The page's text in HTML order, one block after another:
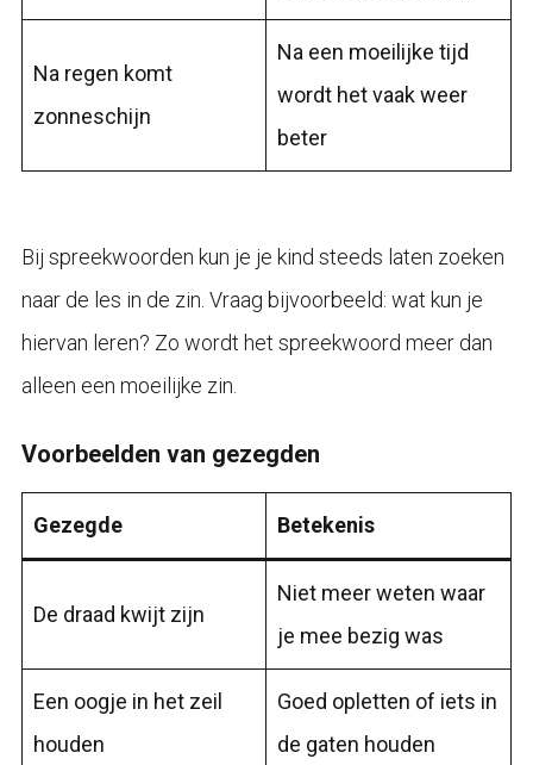
Na regen komt
zonneschijn
Na een moeilijke tijd
wordt het vaak weer
beter
Bij spreekwoorden kun je je kind steeds laten zoeken
naar de les in de zin. Vraag bijvoorbeeld: wat kun je
hiervan leren? Zo wordt het spreekwoord meer dan
alleen een moeilijke zin.
Voorbeelden van gezegden
Gezegde Betekenis
De draad kwijt zijn
Niet meer weten waar
je mee bezig was
Een oogje in het zeil
houden
Goed opletten of iets in
de gaten houden